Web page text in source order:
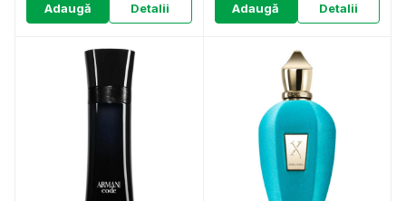
Adaugă Detalii Adaugă Detalii